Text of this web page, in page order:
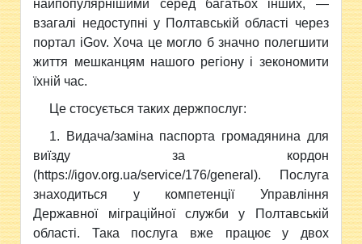
найпопулярнішими серед багатьох інших, —
взагалі недоступні у Полтавській області через
портал iGov. Хоча це могло б значно полегшити
життя мешканцям нашого регіону і зекономити
їхній час.
Це стосується таких держпослуг:
1. Видача/заміна паспорта громадянина для
виїзду за кордон
(https://igov.org.ua/service/176/general). Послуга
знаходиться у компетенції Управління
Державної міграційної служби у Полтавській
області. Така послуга вже працює у двох